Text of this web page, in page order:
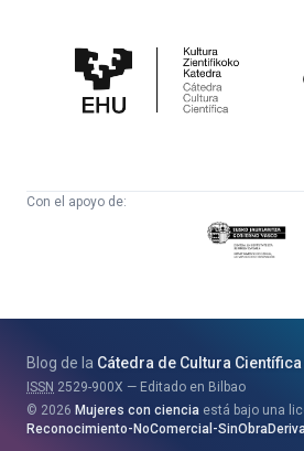
Cultura
Científica
Con el apoyo de:
Eusko
Jaurlaritza
eta
Berrikuntza
Saila
Blog de la Cátedra de Cultura Científica
ISSN 2529-900X
Editado en Bilbao
2026 Mujeres con ciencia está bajo una
Reconocimiento-NoComercial-